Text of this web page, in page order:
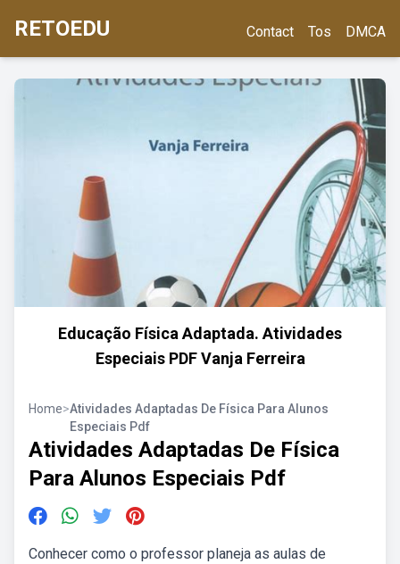
RETOEDU Contact Tos DMCA
Educação Física Adaptada. Atividades
Especiais PDF Vanja Ferreira
Home>Atividades Adaptadas De Física Para Alunos
Especiais Pdf
Atividades Adaptadas De Física
Para Alunos Especiais Pdf
Conhecer como o professor planeja as aulas de